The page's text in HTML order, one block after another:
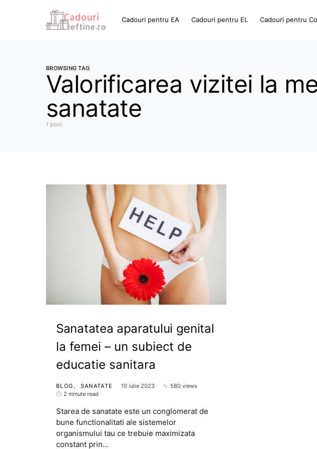
Cadouri pentru EA Cadouri pentru EL Cadouri pentru
BROWSING TAG
Valorificarea vizitei la
sanatate
1 post
Sanatatea aparatului genital
la femei – un subiect de
educatie sanitara
BLOG SANATATE 10 iulie 2023
580 views
2 minute read
Starea de sanatate este un conglomerat de
bune functionalitati ale sistemelor
organismului tau ce trebuie maximizata
constant prin…